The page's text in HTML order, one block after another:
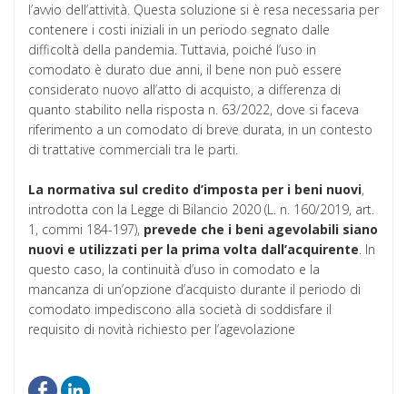
l’avvio dell’attività. Questa soluzione si è resa necessaria per
contenere i costi iniziali in un periodo segnato dalle
difficoltà della pandemia. Tuttavia, poiché l’uso in
comodato è durato due anni, il bene non può essere
considerato nuovo all’atto di acquisto, a differenza di
quanto stabilito nella risposta n. 63/2022, dove si faceva
riferimento a un comodato di breve durata, in un contesto
di trattative commerciali tra le parti.
La normativa sul credito d’imposta per i beni nuovi,
introdotta con la Legge di Bilancio 2020 (L. n. 160/2019, art.
1, commi 184-197), prevede che i beni agevolabili siano
nuovi e utilizzati per la prima volta dall’acquirente. In
questo caso, la continuità d’uso in comodato e la
mancanza di un’opzione d’acquisto durante il periodo di
comodato impediscono alla società di soddisfare il
requisito di novità richiesto per l’agevolazione